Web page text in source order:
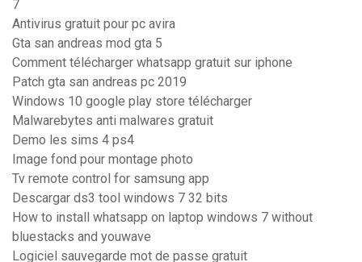
7
Antivirus gratuit pour pc avira
Gta san andreas mod gta 5
Comment télécharger whatsapp gratuit sur iphone
Patch gta san andreas pc 2019
Windows 10 google play store télécharger
Malwarebytes anti malwares gratuit
Demo les sims 4 ps4
Image fond pour montage photo
Tv remote control for samsung app
Descargar ds3 tool windows 7 32 bits
How to install whatsapp on laptop windows 7 without
bluestacks and youwave
Logiciel sauvegarde mot de passe gratuit